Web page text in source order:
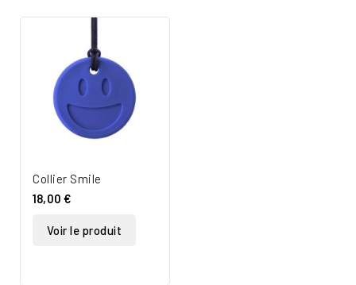
Collier Smile
18,00 €
Voir le produit